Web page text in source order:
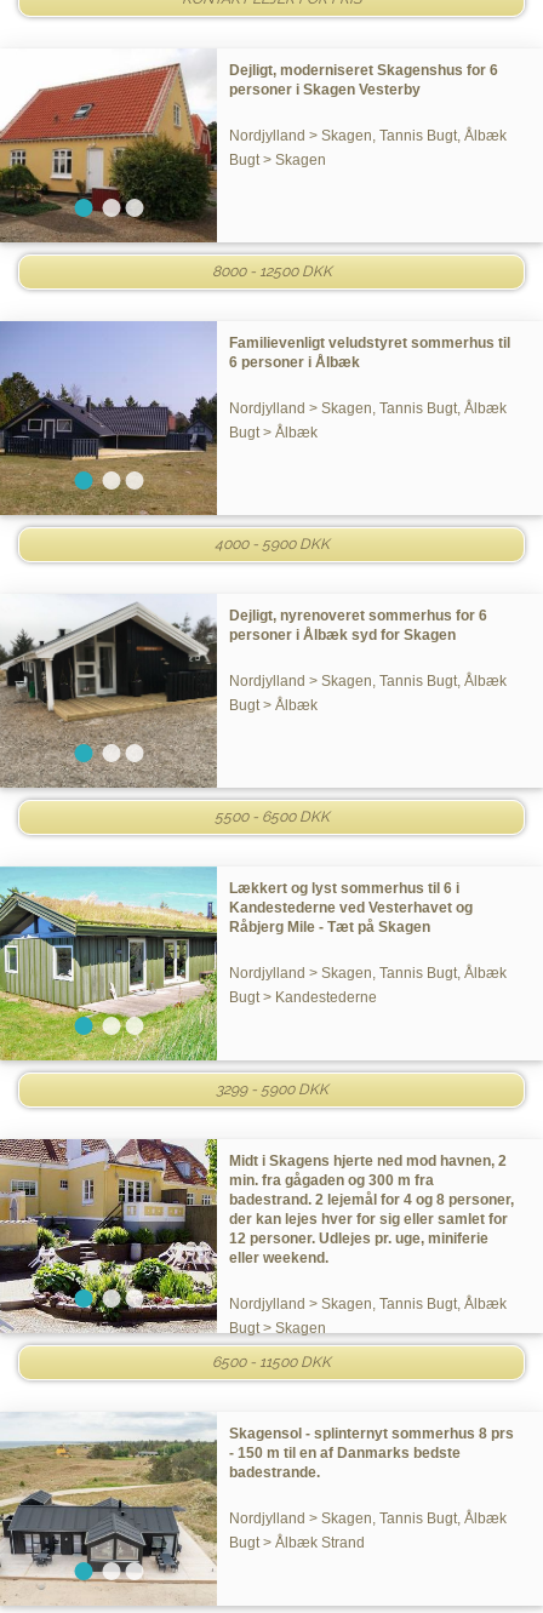
Dejligt, moderniseret Skagenshus for 6
personer i Skagen Vesterby
Nordjylland > Skagen, Tannis Bugt, Ålbæk
Bugt > Skagen
8000 - 12500 DKK
Familievenligt veludstyret sommerhus til
6 personer i Ålbæk
Nordjylland > Skagen, Tannis Bugt, Ålbæk
Bugt > Ålbæk
4000 - 5900 DKK
Dejligt, nyrenoveret sommerhus for 6
personer i Ålbæk syd for Skagen
Nordjylland > Skagen, Tannis Bugt, Ålbæk
Bugt > Ålbæk
5500 - 6500 DKK
Lækkert og lyst sommerhus til 6 i
Kandestederne ved Vesterhavet og
Råbjerg Mile - Tæt på Skagen
Nordjylland > Skagen, Tannis Bugt, Ålbæk
Bugt > Kandestederne
3299 - 5900 DKK
Midt i Skagens hjerte ned mod havnen, 2
min. fra gågaden og 300 m fra
badestrand. 2 lejemål for 4 og 8 personer,
der kan lejes hver for sig eller samlet for
12 personer. Udlejes pr. uge, miniferie
eller weekend.
Nordjylland > Skagen, Tannis Bugt, Ålbæk
Bugt > Skagen
6500 - 11500 DKK
Skagensol - splinternyt sommerhus 8 prs
- 150 m til en af Danmarks bedste
badestrande.
Nordjylland > Skagen, Tannis Bugt, Ålbæk
Bugt > Ålbæk Strand